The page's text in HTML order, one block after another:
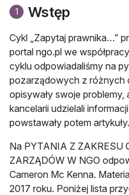
1 Wstęp
Cykl „Zapytaj prawnika…”
portal ngo.pl we
cyklu odpowiadaliśmy na
pozarządowych z różnych
opisywały swoje
kancelarii udzielali
powstawały potem artykuły.
Na PYTANIA Z ZAKRESU
ZARZĄDÓW W NGO
Cameron Mc Kenna.
2017 roku. Poniżej lista